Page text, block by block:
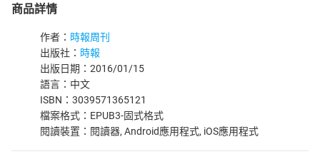
商品詳情
作者： 時報周刊
出版社： 時報
出版日期：2016/01/15
語言：中文
ISBN：3039571365121
檔案格式：EPUB3-固式格式
閱讀裝置：閱讀器, Android應用程式, iOS應用程式